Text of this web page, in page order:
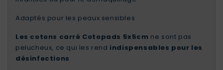
Adaptés pour les peaux sensibles
Les cotons carré Cotopads 5x5cm ne sont pas
pelucheux, ce qui les rend indispensables pour les
désinfections